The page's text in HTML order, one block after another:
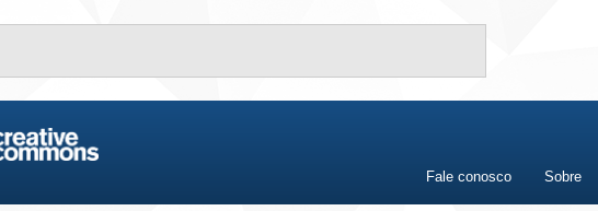
Fale conosco Sobre